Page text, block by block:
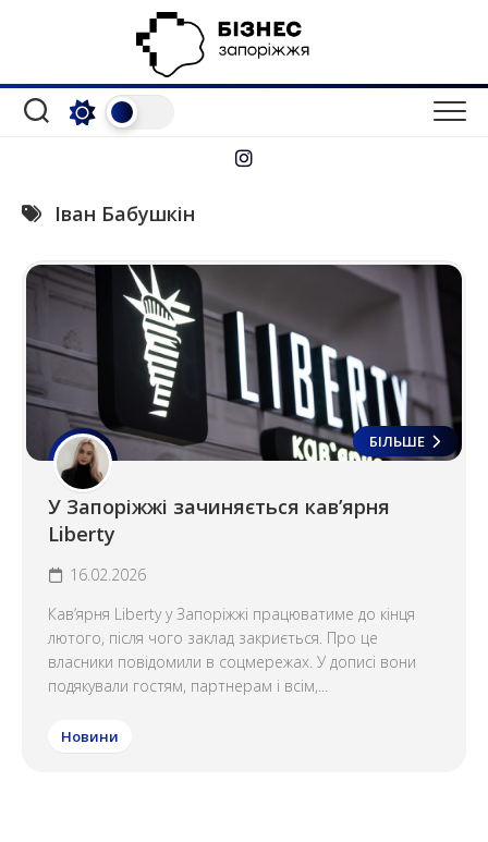
Іван Бабушкін
БІЛЬШЕ
У Запоріжжі зачиняється кавʼярня
Liberty
16.02.2026
Кав’ярня Liberty у Запоріжжі працюватиме до кінця
лютого, після чого заклад закриється. Про це
власники повідомили в соцмережах. У дописі вони
подякували гостям, партнерам і всім,...
Новини